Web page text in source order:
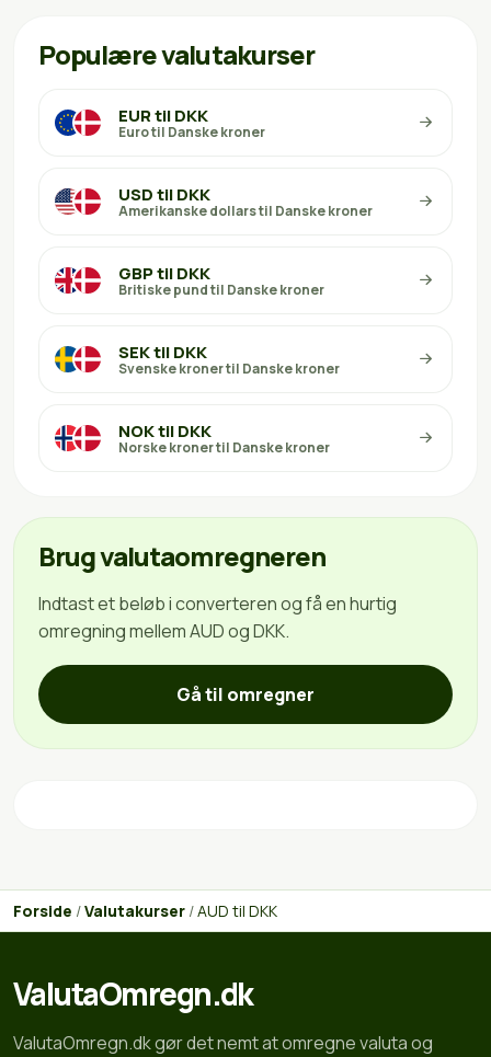
Populære valutakurser
EUR til DKK
Euro til Danske kroner
USD til DKK
Amerikanske dollars til Danske kroner
GBP til DKK
Britiske pund til Danske kroner
SEK til DKK
Svenske kroner til Danske kroner
NOK til DKK
Norske kroner til Danske kroner
Brug valutaomregneren
Indtast et beløb i converteren og få en hurtig
omregning mellem AUD og DKK.
Gå til omregner
Forside /Valutakurser /AUD til DKK
ValutaOmregn.dk
ValutaOmregn.dk gør det nemt at omregne valuta og